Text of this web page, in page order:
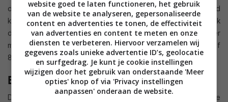
dat hierdoor kleinere Windows 8 tablets geïntroduceerd
kunnen worden. Microsoft haalt volgens de bronnen namelijk
de resolutie-restrictie van de functie zodat fabrikanten meer
mogelijkheden hebben het besturingssysteem naar 7 inch of
8 inch tablets te brengen.
Beschikbaarheid publieke preview
Dezelfde bronnen geven aan dat Microsoft gedurende de
website goed te laten functioneren, het gebruik
van de website te analyseren, gepersonaliseerde
content en advertenties te tonen, de effectiviteit
van advertenties en content te meten en onze
diensten te verbeteren. Hiervoor verzamelen wij
gegevens zoals unieke advertentie ID’s, geolocatie
en surfgedrag. Je kunt je cookie instellingen
wijzigen door het gebruik van onderstaande 'Meer
opties' knop of via 'Privacy instellingen
aanpassen' onderaan de website.